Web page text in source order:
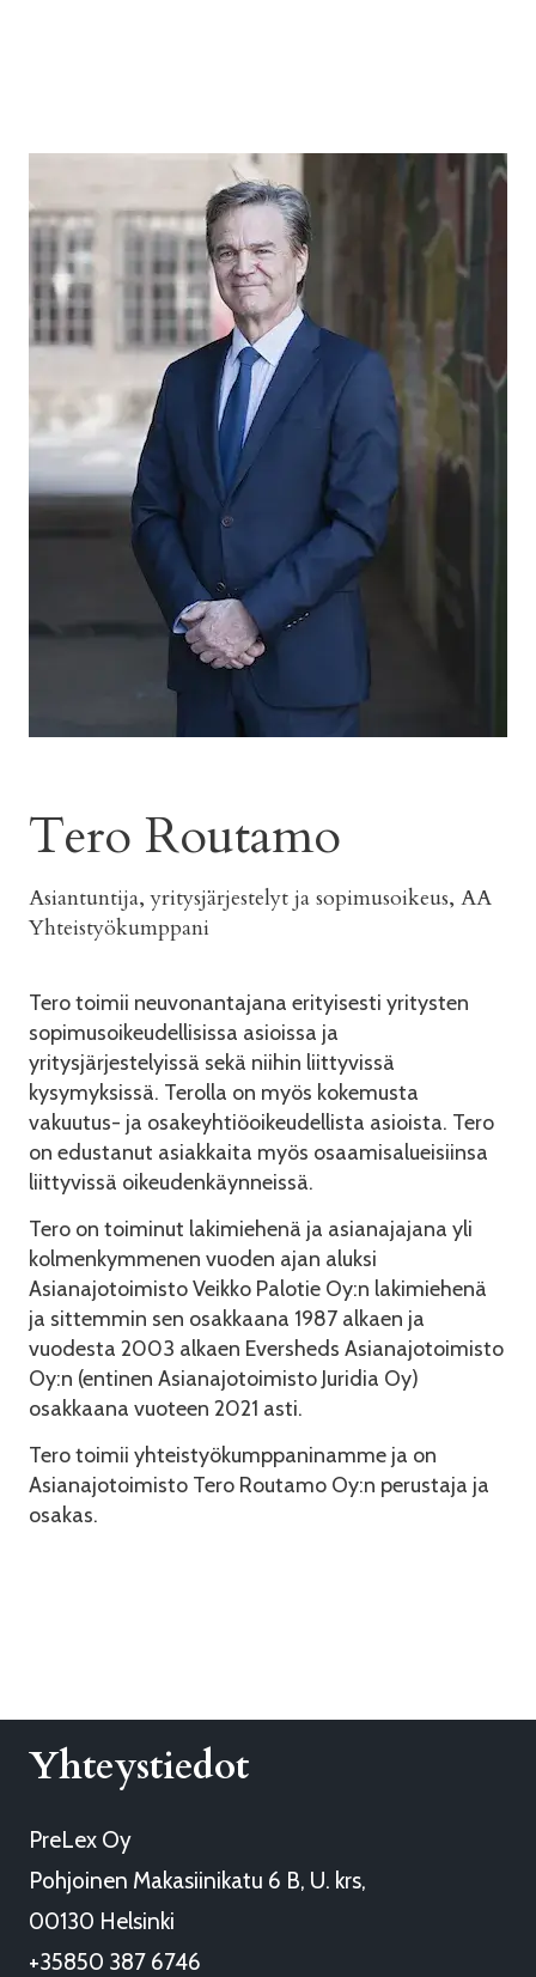
Tero Routamo
Asiantuntija, yritysjärjestelyt ja sopimusoikeus, AA
Yhteistyökumppani
Tero toimii neuvonantajana erityisesti yritysten
sopimusoikeudellisissa asioissa ja
yritysjärjestelyissä sekä niihin liittyvissä
kysymyksissä. Terolla on myös kokemusta
vakuutus- ja osakeyhtiöoikeudellista asioista. Tero
on edustanut asiakkaita myös osaamisalueisiinsa
liittyvissä oikeudenkäynneissä.
Tero on toiminut lakimiehenä ja asianajajana yli
kolmenkymmenen vuoden ajan aluksi
Asianajotoimisto Veikko Palotie Oy:n lakimiehenä
ja sittemmin sen osakkaana 1987 alkaen ja
vuodesta 2003 alkaen Eversheds Asianajotoimisto
Oy:n (entinen Asianajotoimisto Juridia Oy)
osakkaana vuoteen 2021 asti.
Tero toimii yhteistyökumppaninamme ja on
Asianajotoimisto Tero Routamo Oy:n perustaja ja
osakas.
Yhteystiedot
PreLex Oy
Pohjoinen Makasiinikatu 6 B, U. krs,
00130 Helsinki
+35850 387 6746